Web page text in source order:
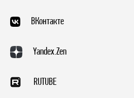
ВКонтакте
Yandex.Zen
RUTUBE